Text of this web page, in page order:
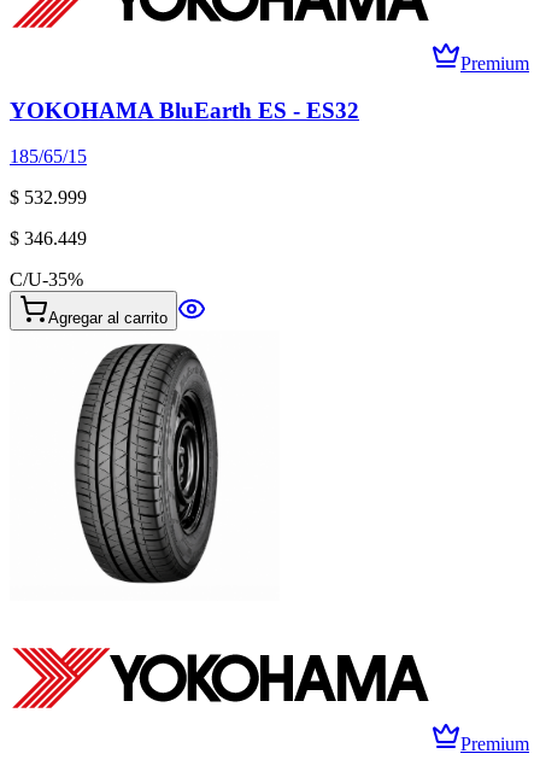
Premium
YOKOHAMA BluEarth ES - ES32
185/65/15
$ 532.999
$ 346.449
C/U-35%
Agregar al carrito
Premium